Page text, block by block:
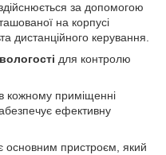
за допомогою
на корпусі
дистанційного керування.
для контролю
кожному приміщенні
ефективну
основним пристроєм, який